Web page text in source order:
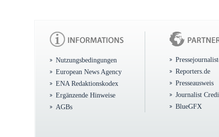
Nutzungsbedingungen
European News Agency
ENA Redaktionskodex
Ergänzende Hinweise
AGBs
Reporters.de
Presseausweis
Journalist
BlueGFX